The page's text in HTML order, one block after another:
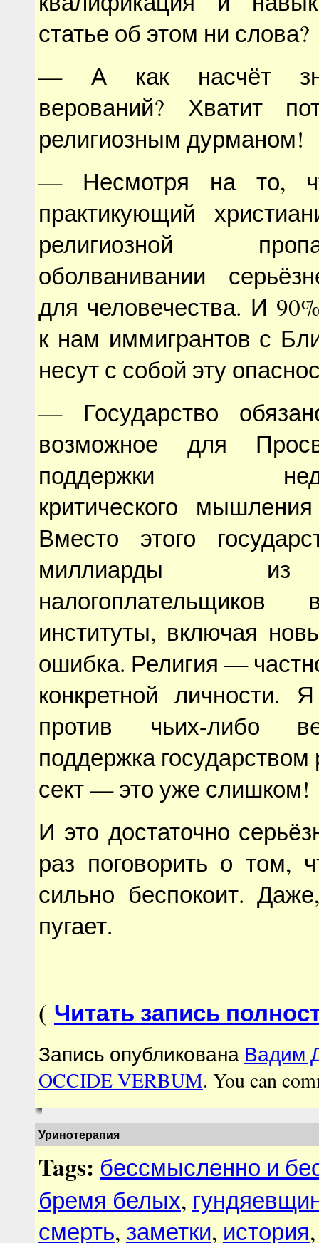
статье об этом ни слова?
— А как насчёт
верований? Хватит
религиозным дурманом!
— Несмотря на то,
практикующий
религиозной
оболванивании
для человечества. И
к нам иммигрантов с
несут с собой эту
— Государство
возможное для
поддержки
критического
Вместо этого
миллиарды из
институты, включая
ошибка. Религия —
конкретной личности.
против чьих-либо
поддержка
сект — это уже слишком!
И это достаточно
раз поговорить о том,
сильно беспокоит.
пугает.
( Читать запись
Запись опубликована Вадим
OCCIDE VERBUM. You can
Уринотерапия
Tags: бессмысленно и
бремя белых,
смерть, заметки, история